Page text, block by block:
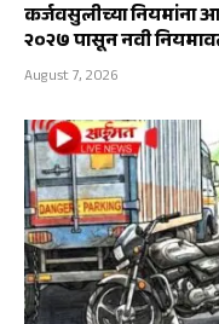
कर्जवसुलीच्या नियमांना
२०२७ पासून नवी
August 7, 2026